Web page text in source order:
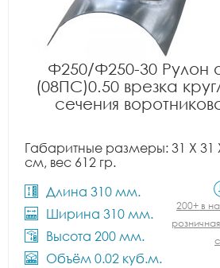
Ф250/Ф250-30 Рулон
(08ПС)0.50 врезка
сечения
Габаритные размеры: 31 X 31
см, вес 612 гр.
Длина 310 мм.
Ширина 310 мм.
Высота 200 мм.
Объём 0.02 куб.м.
200+ в